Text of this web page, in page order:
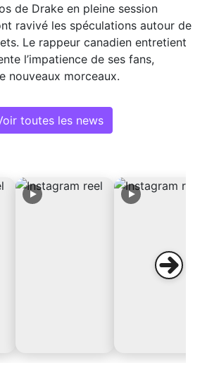
de Drake en pleine session
ravivé les spéculations autour de
Le rappeur canadien entretient
l’impatience de ses fans,
nouveaux morceaux.
toutes les news